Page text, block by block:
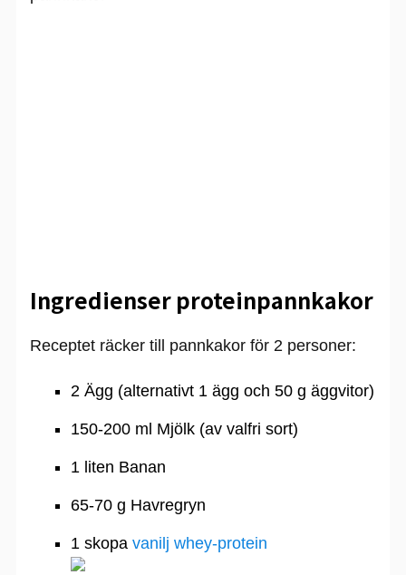
Ingredienser proteinpannkakor
Receptet räcker till pannkakor för 2 personer:
2 Ägg (alternativt 1 ägg och 50 g äggvitor)
150-200 ml Mjölk (av valfri sort)
1 liten Banan
65-70 g Havregryn
1 skopa vanilj whey-protein